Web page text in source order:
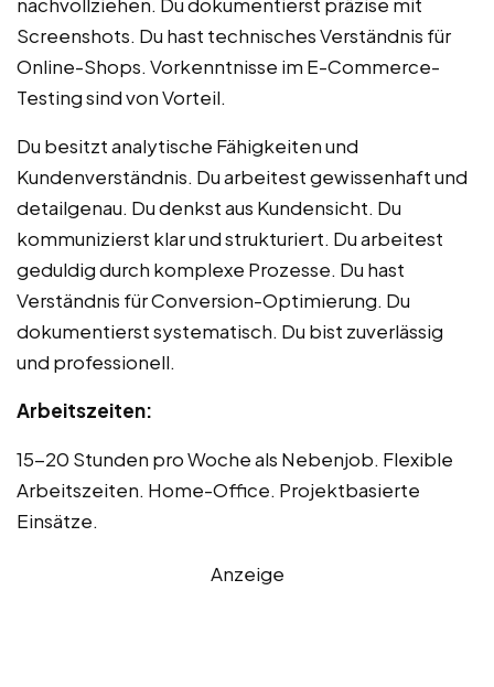
Screenshots. Du hast technisches Verständnis für
Online-Shops. Vorkenntnisse im E-Commerce-
Testing sind von Vorteil.
Du besitzt analytische Fähigkeiten und
Kundenverständnis. Du arbeitest gewissenhaft und
detailgenau. Du denkst aus Kundensicht. Du
kommunizierst klar und strukturiert. Du arbeitest
geduldig durch komplexe Prozesse. Du hast
Verständnis für Conversion-Optimierung. Du
dokumentierst systematisch. Du bist zuverlässig
und professionell.
Arbeitszeiten:
15-20 Stunden pro Woche als Nebenjob. Flexible
Arbeitszeiten. Home-Office. Projektbasierte
Einsätze.
Anzeige